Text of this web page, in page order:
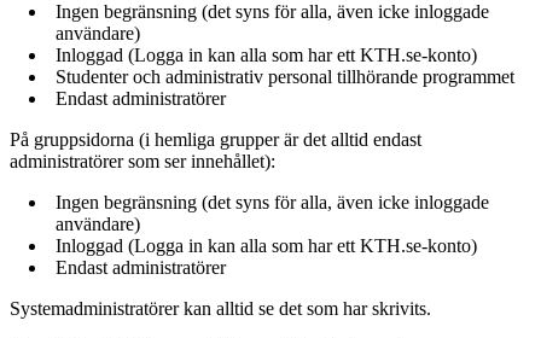
Ingen begränsning (det syns för alla, även icke inloggade
användare)
Inloggad (Logga in kan alla som har ett KTH.se-konto)
Studenter och administrativ personal tillhörande programmet
Endast administratörer
På gruppsidorna (i hemliga grupper är det alltid endast
administratörer som ser innehållet):
Ingen begränsning (det syns för alla, även icke inloggade
användare)
Inloggad (Logga in kan alla som har ett KTH.se-konto)
Endast administratörer
Systemadministratörer kan alltid se det som har skrivits.